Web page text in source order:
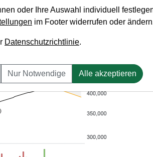
oder Ihre Auswahl individuell
im Footer widerrufen oder
Datenschutzrichtlinie.
Nur Notwendige Alle akzeptieren